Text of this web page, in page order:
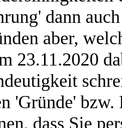
dann
aber,
23.11.2020
'Gründe'
dass Sie